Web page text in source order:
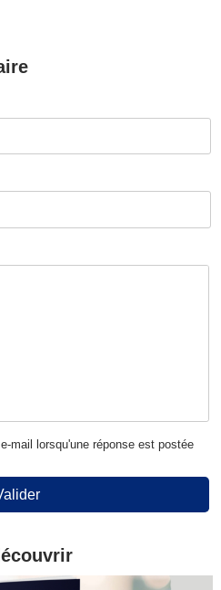
mail lorsqu'une réponse est postée